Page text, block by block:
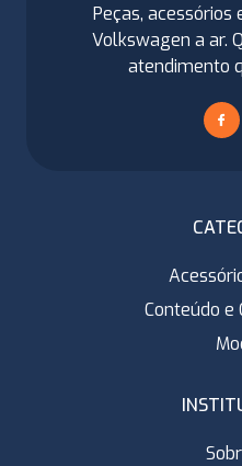
Peças, acessórios
Volkswagen a ar.
atendimento
Conteúdo e